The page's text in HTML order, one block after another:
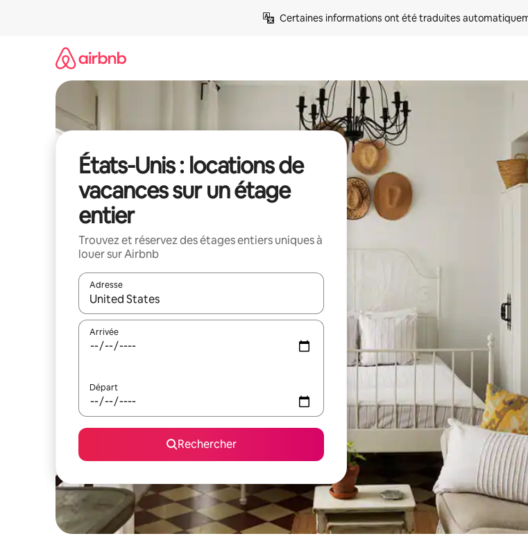
Certaines informations ont été traduites
États-Unis : locations de
vacances sur un étage
entier
Trouvez et réservez des étages entiers uniques à
louer sur Airbnb
Adresse
Lorsque les résultats s'affichent, utilisez les flèches vers le haut et vers le bas pour les parcourir ou
Arrivée
Départ
Rechercher